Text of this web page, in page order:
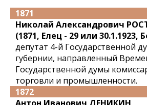
1871
Николай Александрович
(1871, Елец - 29 или 30.1.1923,
депутат 4-й Государственной
губернии, направленный
Государственной думы
торговли и промышленности.
1872